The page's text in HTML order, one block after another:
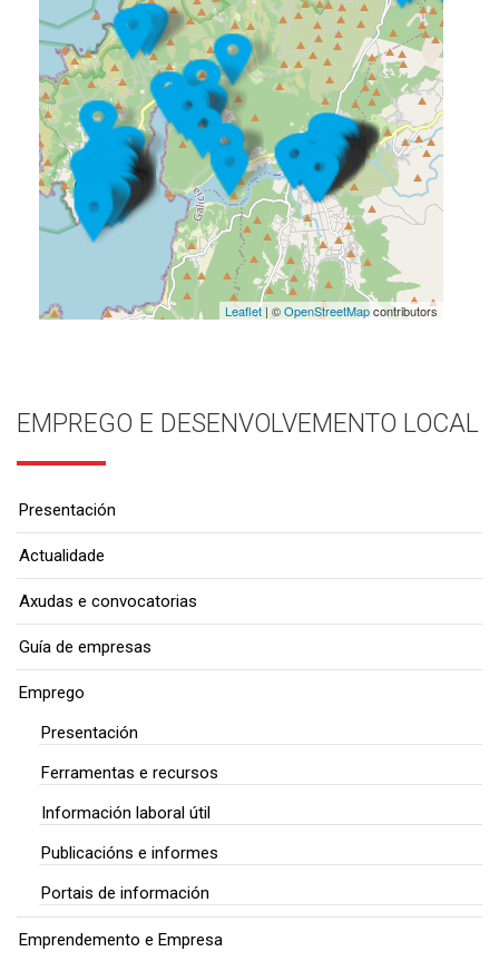
Leaflet| ©OpenStreetMapcontributors
EMPREGO E DESENVOLVEMENTO LOCAL
Presentación
Actualidade
Axudas e convocatorias
Guía de empresas
Emprego
Presentación
Ferramentas e recursos
Información laboral útil
Publicacións e informes
Portais de información
Emprendemento e Empresa